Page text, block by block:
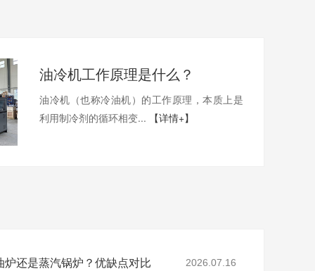
油冷机工作原理是什么？
油冷机（也称冷油机）的工作原理，本质上是
利用制冷剂的循环相变...
【详情+】
还是蒸汽锅炉？优缺点对比 2026.07.16